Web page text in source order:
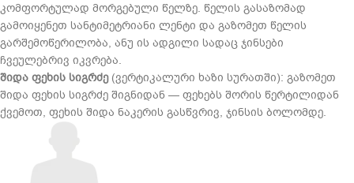
კომფორტულად მორგებული წელზე. წელის გასაზომად
გამოიყენეთ სანტიმეტრიანი ლენტი და გაზომეთ წელის
გარშემოწერილობა, ანუ ის ადგილი სადაც ჯინსები
ჩვეულებრივ იკვრება.
შიდა ფეხის სიგრძე(ვერტიკალური ხაზი სურათში): გაზომეთ
შიდა ფეხის სიგრძე შიგნიდან — ფეხებს შორის წერტილიდან
ქვემოთ, ფეხის შიდა ნაკერის გასწვრივ, ჯინსის ბოლომდე.